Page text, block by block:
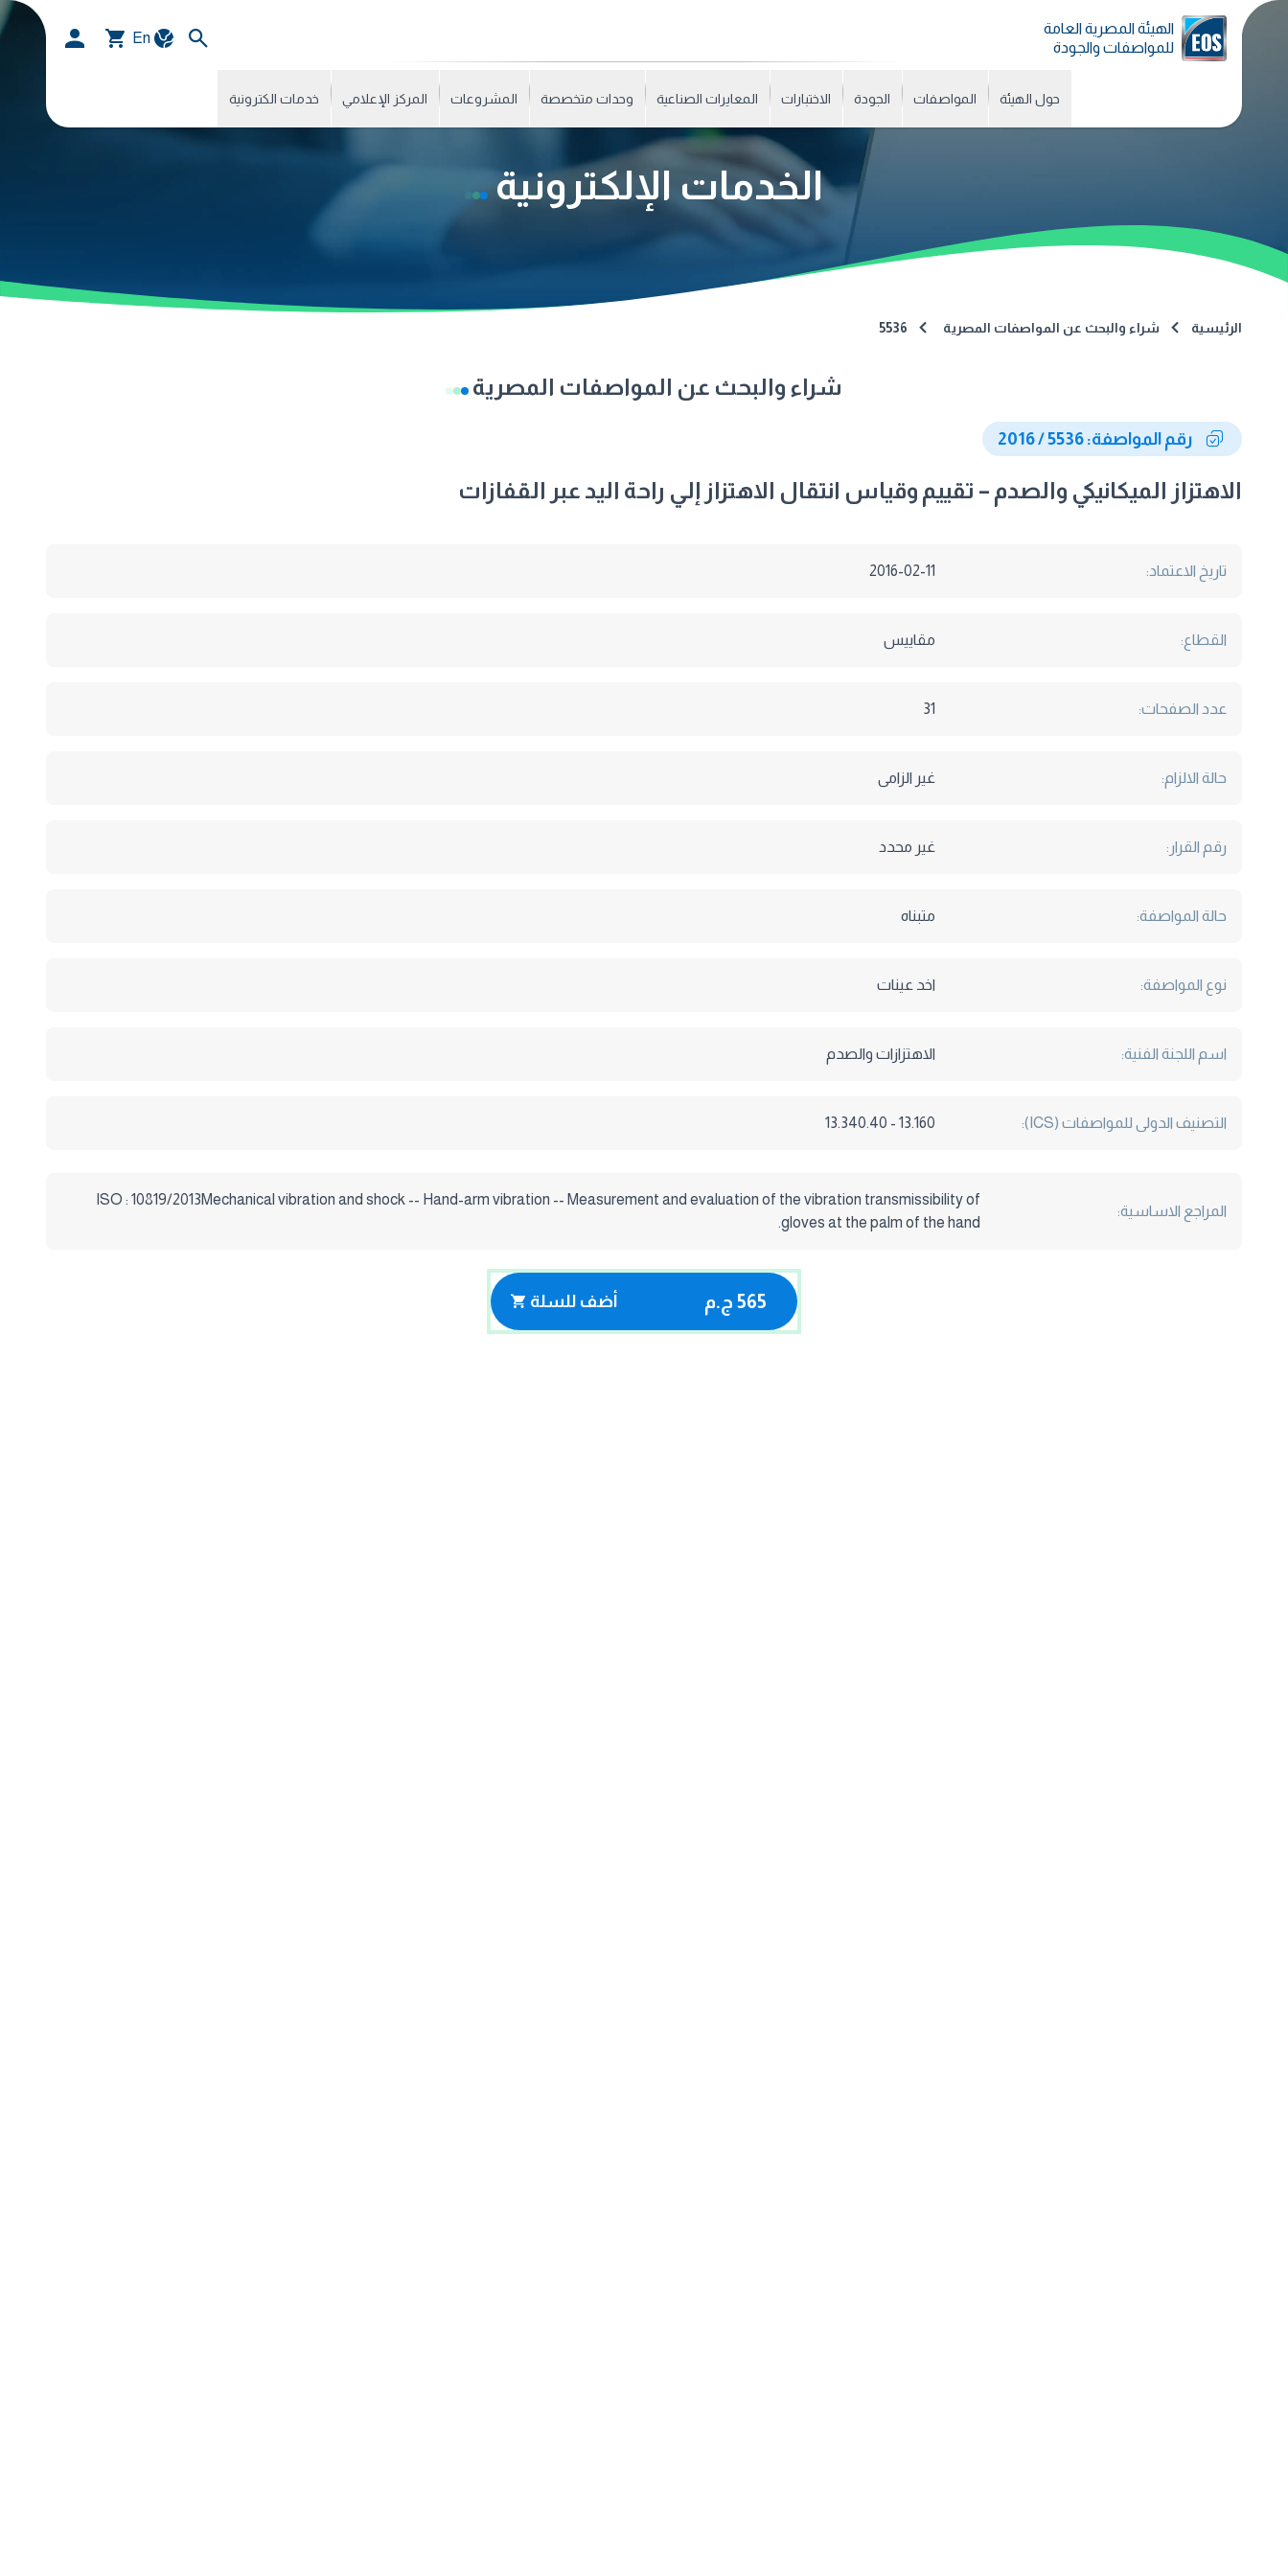
الهيئة المصرية العامة
للمواصفات والجودة
En
حول الهيئة المواصفات الجودة الاختبارات المعايرات الصناعية وحدات متخصصة المشروعات المركز الإعلامي خدمات الكترونية
الخدمات الإلكترونية
الرئيسية شراء والبحث عن المواصفات المصرية 5536
شراء والبحث عن المواصفات المصرية
رقم المواصفة: 5536 / 2016
الاهتزاز الميكانيكي والصدم – تقييم وقياس انتقال الاهتزاز إلي راحة اليد عبر القفازات
تاريخ الاعتماد: 2016-02-11
القطاع: مقاييس
عدد الصفحات: 31
حالة الالزام: غير الزامى
رقم القرار: غير محدد
حالة المواصفة: متبناه
نوع المواصفة: اخد عينات
اسم اللجنة الفنية: الاهتزازات والصدم
التصنيف الدولى للمواصفات (ICS): 13.160 - 13.340.40
المراجع الاساسية:
ISO : 10819/2013Mechanical vibration and shock -- Hand-arm vibration -- Measurement and evaluation of the vibration transmissibility of
gloves at the palm of the hand.
565 ج.م أضف للسلة